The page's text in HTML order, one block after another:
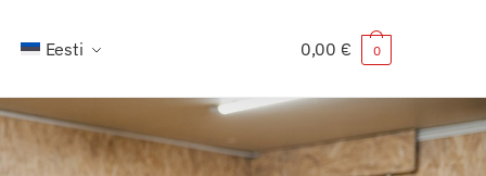
Eesti 0,00 € 0